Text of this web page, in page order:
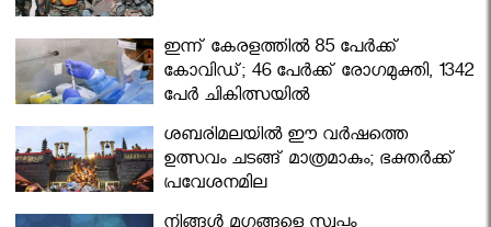
ഇന്ന് കേരളത്തിൽ 85 പേർക്ക്
കോവിഡ്; 46 പേർക്ക് രോഗമുക്തി, 1342
പേർ ചികിത്സയിൽ
ശബരിമലയില്‍ ഈ വർഷത്തെ
ഉത്സവം ചടങ്ങ് മാത്രമാകും; ഭക്തർക്ക്
പ്രവേശനമില്ല